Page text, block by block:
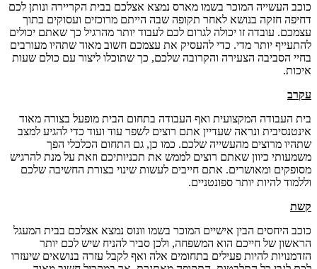
כוכב העשייה המוכר בשמו מארס נמצא אצלכם בבית הקריירה ונותן לכם
דחיפה חזקה בנושא לאחר תקופה שבה הייתם מרוכזים ועסוקים בתוך
עצמכם. עובדה זו יכולה לגרום לכם לעבוד יותר מהרגיל כך שאתם יכולים
להתעייף יותר מדי. כדי להעסיק את עצמכם חשוב מאוד שתהיו מעורבים
בחיי הסביבה הצעירה והקרובה שלכם, כך שתוכלו ליצור עם כולם שעות
איכות.
עקרב
בית העבודה המקצועית ואף העבודה בתחום הבית מופעל בצורה מאוד
אינטנסיבית ונראה שעדיין אתם רוצים לשפר עוד ועוד כדי להגיע למצב
שתהיו מרוצים מהעשייה שלכם. כמו כן, גם התחום הכלכלי הפך
משמעותי כיוון שאתם רוצים לממש את תכניותיכם וזאת על מנת להרגיש
מסופקים ומאושרים. אתם חייבים לעשות שינוי בצורת החשיבה שלכם
וללמוד להיות יותר ספונטניים.
קשת
כוכב היחסים הבין אישיים המוכר בשמו וונוס נמצא אצלכם בבית המעגל
הראשון של חייכם הוא המשפחה, ולכן סביר להניח שיש לכם יותר
הזדמנויות להיות פעילים בתחומים אלה ואף לקבל עזרה בנושאים שיעזרו